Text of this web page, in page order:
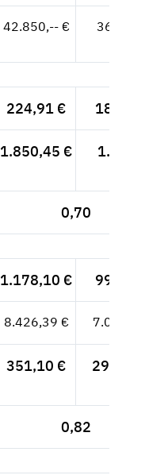
42.850,-- €
224,91 € 189,--
1.850,45 €
1.555,-
0,70
1.178,10 € 990,--
8.426,39 € 7.081,--
351,10 € 295,04
0,82